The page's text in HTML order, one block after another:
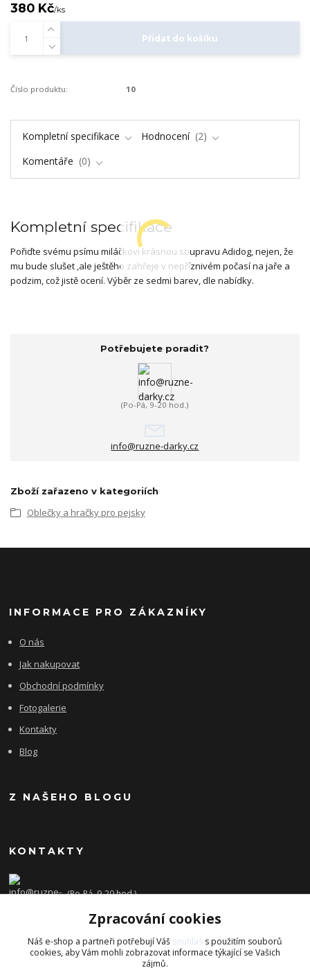
380 Kč/ks
Přidat do košíku
Číslo produktu: 10
Kompletní specifikace Hodnocení
2
Komentáře
0
Kompletní specifikace
Pořiďte svému psímu miláčkovi krásnou soupravu Adidog, nejen, že
mu bude slušet ,ale ještěho zahřeje v nepříznivém počasí na jaře a
podzim, což jistě ocení. Výběr ze sedmi barev, dle nabídky.
Potřebujete poradit?
(Po-Pá, 9-20 hod.)
info@ruzne-darky.cz
Zboží zařazeno v kategoriích
Oblečky a hračky pro pejsky
INFORMACE PRO ZÁKAZNÍKY
O nás
Jak nakupovat
Obchodní podmínky
Fotogalerie
Kontakty
Blog
Z NAŠEHO BLOGU
KONTAKTY
(Po-Pá, 9-20 hod.)
info@ruzne-darky.cz
Zpracování cookies
Náš e-shop a partneři potřebují Váš souhlas s použitím souborů
cookies, aby Vám mohli zobrazovat informace týkající se Vašich
zájmů.